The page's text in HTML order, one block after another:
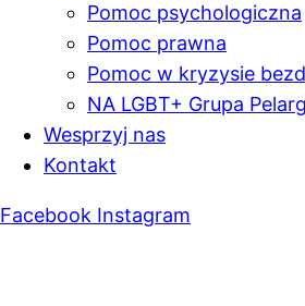
Pomoc psychologiczna
Pomoc prawna
Pomoc w kryzysie
NA LGBT+ Grupa
Wesprzyj nas
Kontakt
Facebook Instagram